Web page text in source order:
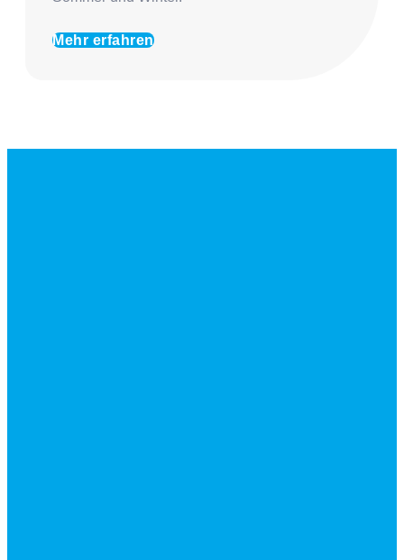
Mehr erfahren